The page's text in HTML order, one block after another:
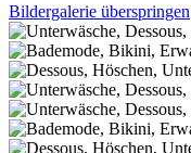
Bildergalerie überspringen